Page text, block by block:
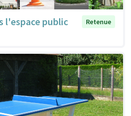
l'espace public
Retenue